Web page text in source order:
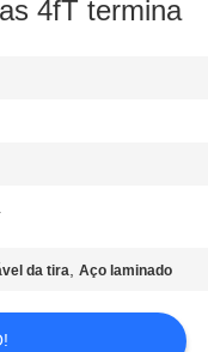
4fT termina
da tira,Aço laminado